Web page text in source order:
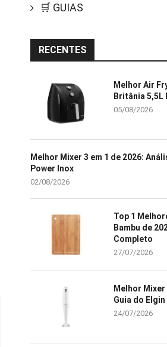
🛒 GUIAS
RECENTES
Melhor Air
Britânia 5,5L
05/08/2026
Melhor Mixer 3 em 1 de 2026:
Power Inox
02/08/2026
Top 1
Bambu de
Completo
27/07/2026
Melhor Mixer
Guia do Elgin
24/07/2026